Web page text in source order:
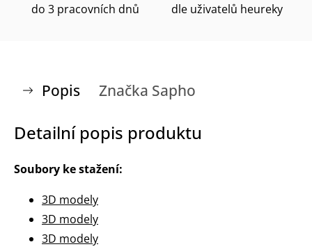
do 3 pracovních dnů dle uživatelů heureky
Popis Značka Sapho
Detailní popis produktu
Soubory ke stažení:
3D modely
3D modely
3D modely